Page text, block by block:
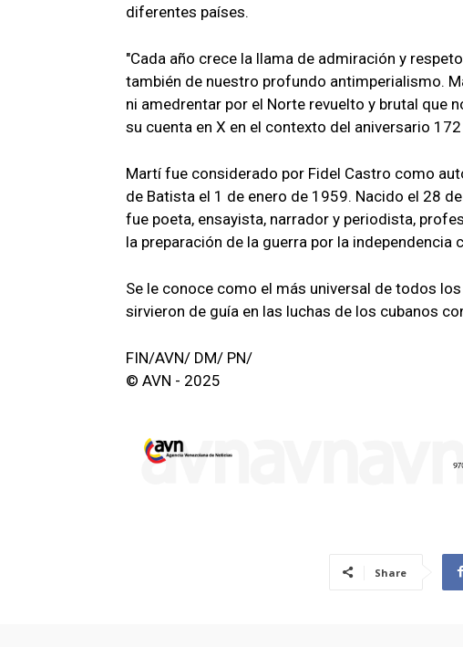
diferentes países.
"Cada año crece la llama de admiración y
también de nuestro profundo antimperialismo.
ni amedrentar por el Norte revuelto y brutal que
su cuenta en X en el contexto del aniversario
Martí fue considerado por Fidel Castro como
de Batista el 1 de enero de 1959. Nacido el 28
fue poeta, ensayista, narrador y periodista,
la preparación de la guerra por la independencia
Se le conoce como el más universal de todos
sirvieron de guía en las luchas de los cubanos
FIN/AVN/ DM/ PN/
© AVN - 2025
Share